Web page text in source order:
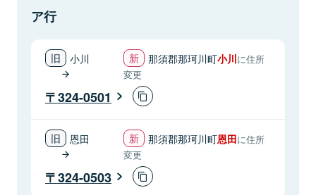
ア行
小川 那須郡那珂川町小川に住所
変更
324-0501
恩田 那須郡那珂川町恩田に住所
変更
324-0503